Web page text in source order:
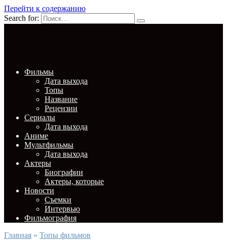
Перейти к содержанию
Search for:
Фильмы
Дата выхода
Топы
Название
Рецензии
Сериалы
Дата выхода
Аниме
Мультфильмы
Дата выхода
Актеры
Биографии
Актеры, которые
Новости
Съемки
Интервью
Фильмография
Главная » Топы фильмов